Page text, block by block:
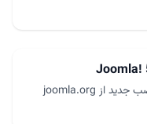
Joomla!